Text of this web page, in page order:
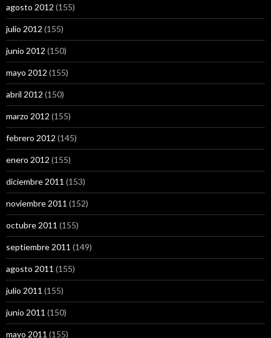
agosto 2012 (155)
julio 2012 (155)
junio 2012 (150)
mayo 2012 (155)
abril 2012 (150)
marzo 2012 (155)
febrero 2012 (145)
enero 2012 (155)
diciembre 2011 (153)
noviembre 2011 (152)
octubre 2011 (155)
septiembre 2011 (149)
agosto 2011 (155)
julio 2011 (155)
junio 2011 (150)
mayo 2011 (155)